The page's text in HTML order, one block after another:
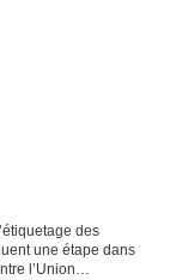
des
une étape dans
l’Union